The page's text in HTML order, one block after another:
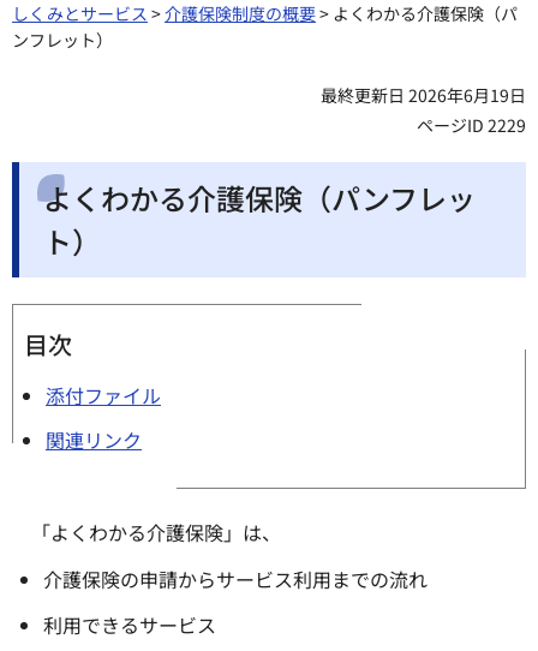
しくみとサービス >介護保険制度の概要> よくわかる介護保険（パ
ンフレット）
最終更新日 2026年6月19日
ページID 2229
よくわかる介護保険（パンフレッ
ト）
目次
添付ファイル
関連リンク
「よくわかる介護保険」は、
介護保険の申請からサービス利用までの流れ
利用できるサービス